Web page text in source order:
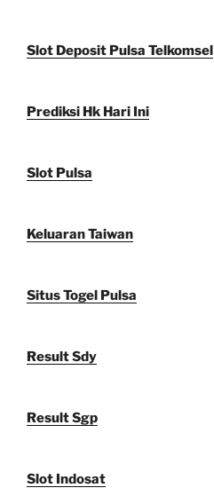
Slot Deposit Pulsa Telkomsel
Prediksi Hk Hari Ini
Slot Pulsa
Keluaran Taiwan
Situs Togel Pulsa
Result Sdy
Result Sgp
Slot Indosat